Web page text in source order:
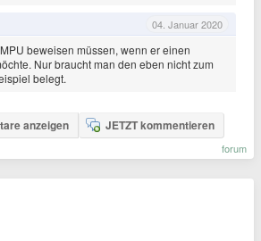
04. Januar 2020
beweisen müssen, wenn er einen
Nur braucht man den eben nicht zum
belegt.
anzeigen JETZT kommentieren
forum